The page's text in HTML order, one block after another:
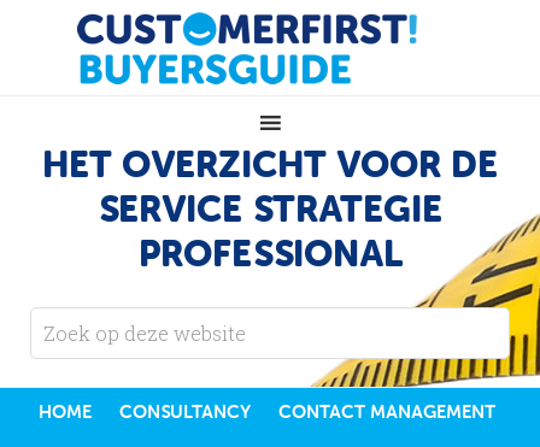
HET OVERZICHT VOOR DE
SERVICE STRATEGIE
PROFESSIONAL
HOME CONSULTANCY CONTACT MANAGEMENT